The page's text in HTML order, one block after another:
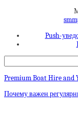
Push-
Premium Boat Hire and
Почему важен